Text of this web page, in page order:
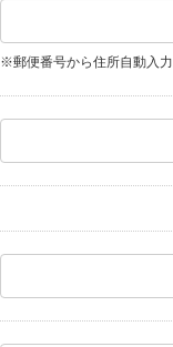
※郵便番号から住所自動入力